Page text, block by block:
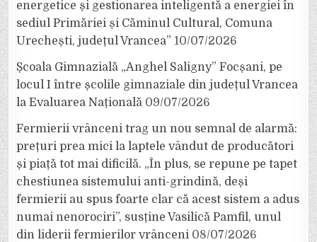
energetice și gestionarea inteligentă a energiei în
sediul Primăriei și Căminul Cultural, Comuna
Urechești, județul Vrancea” 10/07/2026
Școala Gimnazială „Anghel Saligny” Focșani, pe
locul I între școlile gimnaziale din județul Vrancea
la Evaluarea Națională 09/07/2026
Fermierii vrânceni trag un nou semnal de alarmă:
prețuri prea mici la laptele vândut de producători
și piață tot mai dificilă. „În plus, se repune pe tapet
chestiunea sistemului anti-grindină, deși
fermierii au spus foarte clar că acest sistem a adus
numai nenorociri”, susține Vasilică Pamfil, unul
din liderii fermierilor vrânceni 08/07/2026